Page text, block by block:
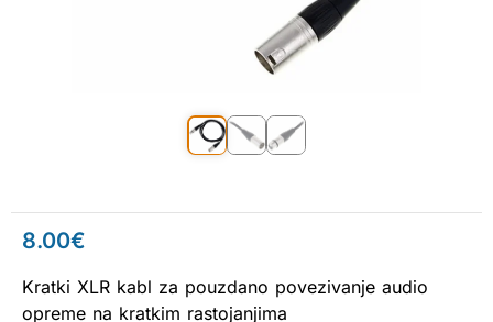
8.00€
Kratki XLR kabl za pouzdano povezivanje audio
opreme na kratkim rastojanjima